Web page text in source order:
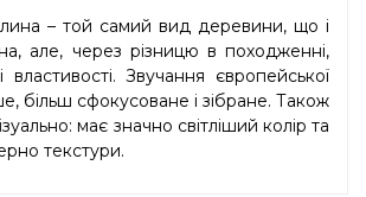
– той самий вид деревини, що і
але, через різницю в походженні,
Звучання європейської
більш сфокусоване і зібране. Також
має значно світліший колір та
текстури.